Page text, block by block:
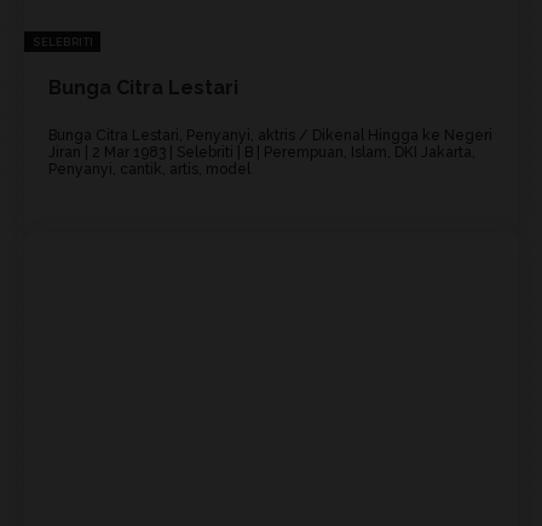
SELEBRITI
Bunga Citra Lestari
Bunga Citra Lestari, Penyanyi, aktris / Dikenal Hingga ke Negeri
Jiran | 2 Mar 1983 | Selebriti | B | Perempuan, Islam, DKI Jakarta,
Penyanyi, cantik, artis, model